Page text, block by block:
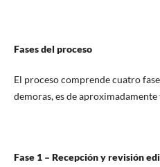
Fases del proceso
El proceso comprende cuatro
demoras, es de aproximadamente
Fase 1 – Recepción y revisión